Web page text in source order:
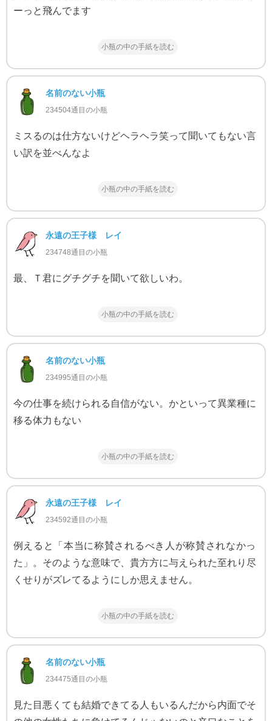
ーっと飛んでます
小瓶の中の手紙を読む
名前のない小瓶
234504通目の小瓶
ミスるのは仕方ないけどヘラヘラ笑って聞いてもない言
い訳を並べんなよ
小瓶の中の手紙を読む
永遠の王子様 レイ
234748通目の小瓶
最、Ｔ君にグチグチを聞いて欲しいわ。
小瓶の中の手紙を読む
名前のない小瓶
234995通目の小瓶
今の仕事を続けられる自信がない。かといって異業種に
移る体力もない
小瓶の中の手紙を読む
永遠の王子様 レイ
234592通目の小瓶
例えると「本当に称賛されるべき人が称賛されなかっ
た」。そのような意味で、貴方方に与えられた至れり尽
くせりがズレてるようにしか思えません。
小瓶の中の手紙を読む
名前のない小瓶
234475通目の小瓶
見た目悪くても結婚できてる人もいるんだから内面でそ